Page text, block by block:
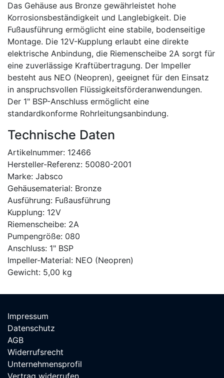
Das Gehäuse aus Bronze gewährleistet hohe
Korrosionsbeständigkeit und Langlebigkeit. Die
Fußausführung ermöglicht eine stabile, bodenseitige
Montage. Die 12V-Kupplung erlaubt eine direkte
elektrische Anbindung, die Riemenscheibe 2A sorgt für
eine zuverlässige Kraftübertragung. Der Impeller
besteht aus NEO (Neopren), geeignet für den Einsatz
in anspruchsvollen Flüssigkeitsförderanwendungen.
Der 1" BSP-Anschluss ermöglicht eine
standardkonforme Rohrleitungsanbindung.
Technische Daten
Artikelnummer: 12466
Hersteller-Referenz: 50080-2001
Marke: Jabsco
Gehäusematerial: Bronze
Ausführung: Fußausführung
Kupplung: 12V
Riemenscheibe: 2A
Pumpengröße: 080
Anschluss: 1" BSP
Impeller-Material: NEO (Neopren)
Gewicht: 5,00 kg
Impressum
Datenschutz
AGB
Widerrufsrecht
Unternehmensprofil
Vertrag widerrufen